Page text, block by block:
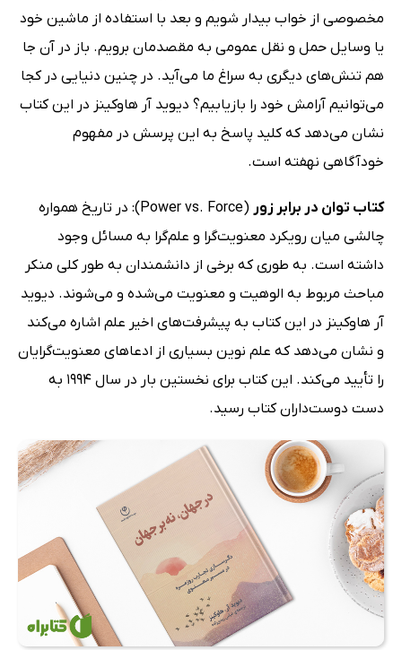
مخصوصی از خواب بیدار شویم و بعد با استفاده از ماشین خود
یا وسایل حمل و نقل عمومی به مقصدمان برویم. باز در آن جا
هم تنش‌های دیگری به سراغ ما می‌آید. در چنین دنیایی در کجا
می‌توانیم آرامش خود را بازیابیم؟ دیوید آر هاوکینز در این کتاب
نشان می‌دهد که کلید پاسخ به این پرسش در مفهوم
خودآگاهی نهفته است.
کتاب توان در برابر زور
(Power vs. Force): در تاریخ همواره
چالشی میان رویکرد معنویت‌گرا و علم‌گرا به مسائل وجود
داشته است. به طوری که برخی از دانشمندان به طور کلی منکر
مباحث مربوط به الوهیت و معنویت می‌شده و می‌شوند. دیوید
آر هاوکینز در این کتاب به پیشرفت‌های اخیر علم اشاره می‌کند
و نشان می‌دهد که علم نوین بسیاری از ادعاهای معنویت‌گرایان
را تأیید می‌کند. این کتاب برای نخستین بار در سال 1994 به
دست دوست‌داران کتاب رسید.